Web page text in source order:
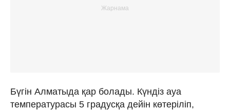
Бүгін Алматыда қар болады. Күндіз ауа
температурасы 5 градусқа дейін көтеріліп,